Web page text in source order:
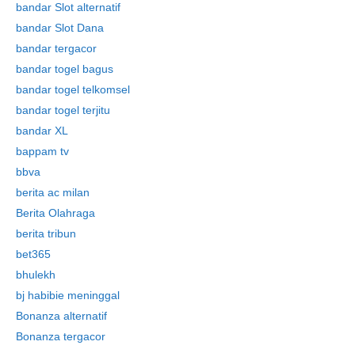
bandar Slot alternatif
bandar Slot Dana
bandar tergacor
bandar togel bagus
bandar togel telkomsel
bandar togel terjitu
bandar XL
bappam tv
bbva
berita ac milan
Berita Olahraga
berita tribun
bet365
bhulekh
bj habibie meninggal
Bonanza alternatif
Bonanza tergacor